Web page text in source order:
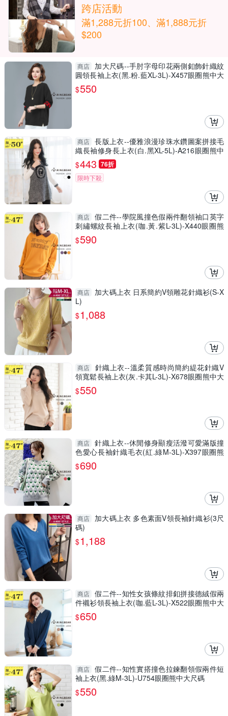
跨店活動
滿1,288元折100、滿1,888元折
$200
商店
加大尺碼--手肘字母印花兩側釦飾針織紋
圓領長袖上衣(黑.粉.藍XL-3L)-X457眼圈熊中大
尺碼
$550
商店 長版上衣--優雅浪漫珍珠水鑽圖案拼接毛
織長袖修身長上衣(白.黑XL-5L)-A216眼圈熊中
大尺碼
$443 76折
限時下殺
商店 假二件--學院風撞色假兩件翻領袖口英字
刺繡螺紋長袖上衣(咖.黃.紫L-3L)-X440眼圈熊
中大尺碼
$590
商店
加大碼上衣 日系簡約V領雕花針織衫(S-X
L)
$1,088
商店
針織上衣--溫柔質感時尚簡約緹花針織V
領寬鬆長袖上衣(灰.卡其L-3L)-X678眼圈熊中大
尺碼
$550
商店 針織上衣--休閒修身顯瘦活潑可愛滿版撞
色愛心長袖針織毛衣(紅.綠M-3L)-X397眼圈熊
中大尺碼◎
$690
商店
加大碼上衣 多色素面V領長袖針織衫(3尺
碼)
$1,188
商店 假二件--知性女孩條紋排釦拼接德絨假兩
件襯衫領長袖上衣(咖.藍L-3L)-X522眼圈熊中大
尺碼
$650
商店 假二件--知性實搭撞色拉鍊翻領假兩件短
袖上衣(黑.綠M-3L)-U754眼圈熊中大尺碼
$550